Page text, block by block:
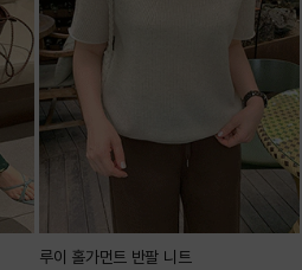
루이 홀가먼트 반팔 니트